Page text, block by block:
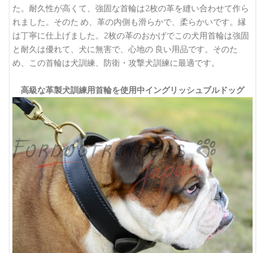
た。耐久性が高くて、強固な首輪は2枚の革を縫い合わせて作ら
れました。そのた め、革の内側も滑らかで、柔らかいです。縁
は丁寧に仕上げました。2枚の革のおかげでこの犬用首輪は強固
と耐久は優れて、犬に無害で、心地の 良い用品です。そのた
め、この首輪は犬訓練、防衛・攻撃犬訓練に最適です。
高級な革製犬訓練用首輪を使用中イングリッシュブルドッグ